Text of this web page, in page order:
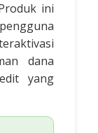
ini
dana
yang